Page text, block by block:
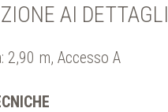
AI DETTAGLI
2,90 m, Accesso A